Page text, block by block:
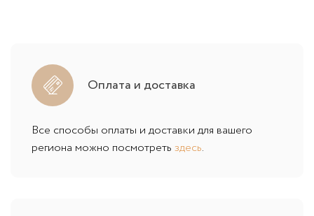
Оплата и доставка
Все способы оплаты и доставки для вашего
региона можно посмотреть здесь.